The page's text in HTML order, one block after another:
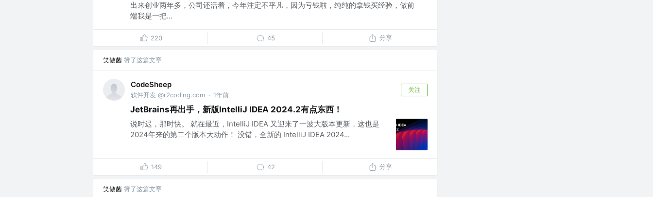
出来创业两年多，公司还活着，今年注定不平凡，因为亏钱啦，纯纯的拿钱买经验，做前
端我是一把...
220 45 分享
笑傲菌 赞了这篇文章
CodeSheep
软件开发 @r2coding.com · 1年前
关注
JetBrains再出手，新版IntelliJ IDEA 2024.2有点东西！
说时迟，那时快。 就在最近，IntelliJ IDEA 又迎来了一波大版本更新，这也是
2024年来的第二个版本大动作！ 没错，全新的 IntelliJ IDEA 2024...
149 42 分享
笑傲菌 赞了这篇文章